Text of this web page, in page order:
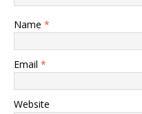
Name *
Email *
Website